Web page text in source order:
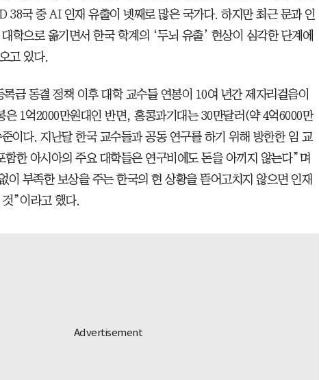
38국 중 AI 인재 유출이 넷째로 많은 국가다. 하지만 최근 문과 인
학으로 옮기면서 한국 학계의 ‘두뇌 유출’ 현상이 심각한 단계에
고 있다.
금 동결 정책 이후 대학 교수들 연봉이 10여 년간 제자리걸음이
은 1억2000만원대인 반면, 홍콩과기대는 30만달러(약 4억6000만
이다. 지난달 한국 교수들과 공동 연구를 하기 위해 방한한 임 교
함한 아시아의 주요 대학들은 연구비에도 돈을 아끼지 않는다”며
이 부족한 보상을 주는 한국의 현 상황을 뜯어고치지 않으면 인재
”이라고 했다.